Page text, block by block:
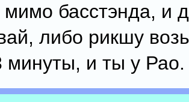
мимо басстэнда, и
либо рикшу
минуты, и ты у Рао.